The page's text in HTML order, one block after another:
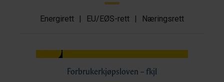
Energirett | EU/EØS-rett | Næringsrett
Forbrukerkjøpsloven – fkjl